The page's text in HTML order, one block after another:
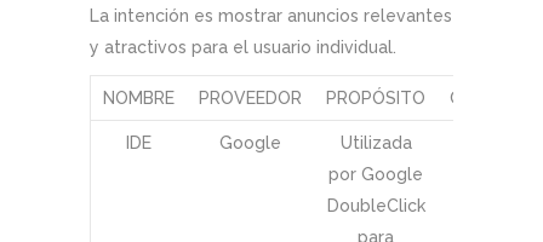
La intención es mostrar anuncios relevantes
y atractivos para el usuario individual.
NOMBRE PROVEEDOR PROPÓSITO
IDE Google
Utilizada
por Google
DoubleClick
para